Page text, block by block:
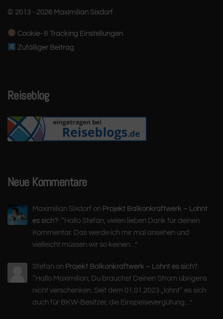
© 2013 - 2026 Maximilian Sixdorf
Cookie- & Tracking Einstellungen
Zufälliger Beitrag
Reiseblog
Neue Kommentare
Maximilian Sixdorf on Projekt Balkonkraftwerk – Lohnt
es sich?: “ Hallo Stefan, vielen lieben Dank für deinen
Kommentar. Das werde ich mir mal ansehen und
vielleicht müssen wir so keinen… ”
Stefan on Projekt Balkonkraftwerk – Lohnt es sich?:
“ Hallo Maximilian, Du brauchst Deinen Strom übrigens
nicht verschenken. Seit dem 01.01.2023 „lohnt“ es sich
auch für BKW-Besitzer, die Einspeisevergütung… ”